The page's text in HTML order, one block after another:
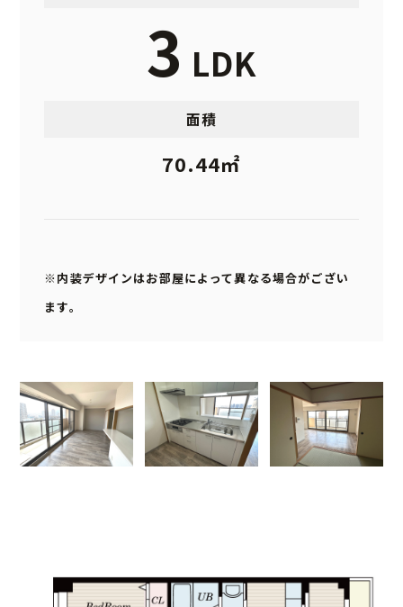
3 LDK
面積
70.44㎡
※内装デザインはお部屋によって異なる場合がござい
ます。